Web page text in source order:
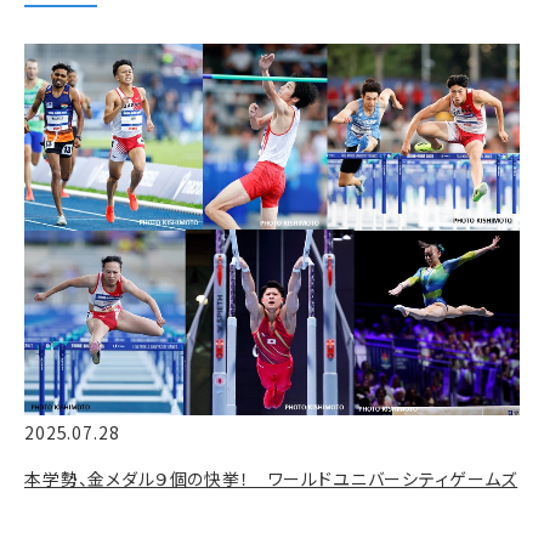
2025.07.28
本学勢、金メダル９個の快挙！ ワールドユニバーシティゲームズ